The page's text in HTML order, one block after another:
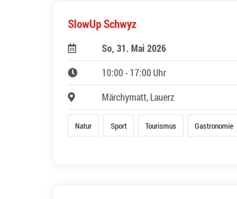
SlowUp Schwyz
So, 31. Mai 2026
10:00 - 17:00 Uhr
Märchymatt, Lauerz
Natur Sport Tourismus Gastronomie